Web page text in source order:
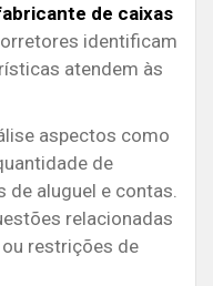
de caixas
identificam
atendem às
aspectos como
de
aluguel e contas.
relacionadas
restrições de